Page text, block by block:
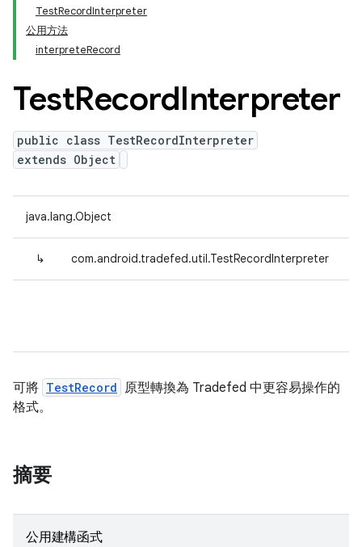
TestRecordInterpreter
公用方法
interpreteRecord
TestRecordInterpreter
public class TestRecordInterpreter
extends Object
java.lang.Object
↳ com.android.tradefed.util.TestRecordInterpreter
可將 TestRecord 原型轉換為 Tradefed 中更容易操作的
格式。
摘要
公用建構函式